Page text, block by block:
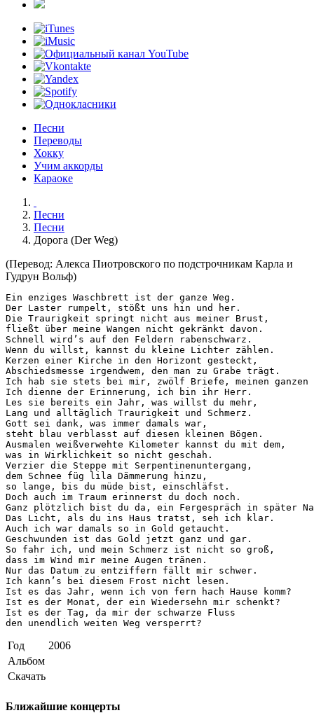
Песни
Переводы
Хокку
Учим аккорды
Караоке
Песни
Песни
Дорога (Der Weg)
(Перевод: Алекса Пиотровского по подстрочникам Карла и
Гудрун Вольф)
Ein enziges Waschbrett ist der ganze Weg.
Der Laster rumpelt, stößt uns hin und her.
Die Traurigkeit springt nicht aus meiner Brust,
fließt über meine Wangen nicht gekränkt davon.
Schnell wird’s auf den Feldern rabenschwarz.
Wenn du willst, kannst du kleine Lichter zählen.
Kerzen einer Kirche in den Horizont gesteckt,
Abschiedsmesse irgendwem, den man zu Grabe trägt.
Ich hab sie stets bei mir, zwölf Briefe, meinen ganzen
Ich dienne der Erinnerung, ich bin ihr Herr.
Les sie bereits ein Jahr, was willst du mehr,
Lang und alltäglich Traurigkeit und Schmerz.
Gott sei dank, was immer damals war,
steht blau verblasst auf diesen kleinen Bögen.
Ausmalen weißverwehte Kilometer kannst du mit dem,
was in Wirklichkeit so nicht geschah.
Verzier die Steppe mit Serpentinenuntergang,
dem Schnee füg lila Dämmerung hinzu,
so lange, bis du müde bist, einschläfst.
Doch auch im Traum erinnerst du doch noch.
Ganz plötzlich bist du da, ein Fergespräch in später
Das Licht, als du ins Haus tratst, seh ich klar.
Auch ich war damals so in Gold getaucht.
Geschwunden ist das Gold jetzt ganz und gar.
So fahr ich, und mein Schmerz ist nicht so groß,
dass im Wind mir meine Augen tränen.
Nur das Datum zu entziffern fällt mir schwer.
Ich kann’s bei diesem Frost nicht lesen.
Ist es das Jahr, wenn ich von fern hach Hause komm?
Ist es der Monat, der ein Wiedersehn mir schenkt?
Ist es der Tag, da mir der schwarze Fluss
den unendlich weiten Weg versperrt?
Год
2006
Альбом
Скачать
Ближайшие концерты